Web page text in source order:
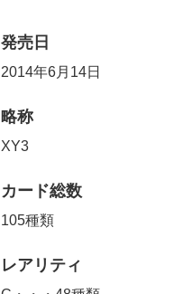
発売日
2014年6月14日
略称
XY3
カード総数
105種類
レアリティ